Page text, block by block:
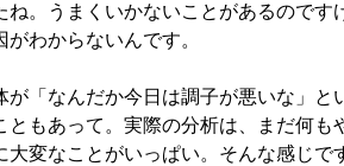
ね。うまくいかないことがあるのです
がわからないんです。
「なんだか今日は調子が悪いな」と
ともあって。実際の分析は、まだ何
大変なことがいっぱい。そんな感じで